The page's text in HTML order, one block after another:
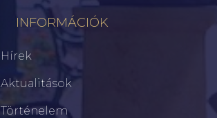
INFORMÁCIÓK
Hírek
Aktualitások
Történelem